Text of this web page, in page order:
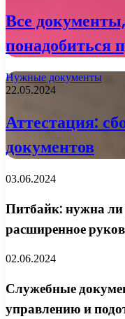
Все
понадобиться
Нужные документы
22.05.2024
Аттестация:
документов
03.06.2024
Питбайк: нужна ли
расширенное
02.06.2024
Служебные
управлению и